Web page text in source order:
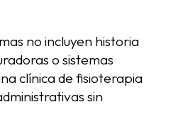
no incluyen historia
o sistemas
clínica de fisioterapia
sin